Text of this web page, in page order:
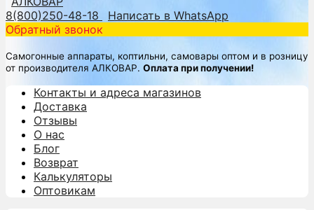
8(800)250-48-18
Написать в WhatsApp
Обратный звонок
Самогонные аппараты, коптильни, самовары оптом и в розницу
от производителя АЛКОВАР. Оплата при получении!
Контакты и адреса магазинов
Доставка
Отзывы
О нас
Блог
Возврат
Калькуляторы
Оптовикам